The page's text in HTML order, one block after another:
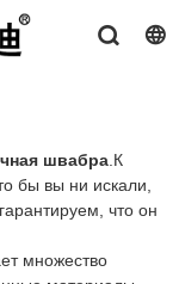
швабра.К
бы вы ни искали,
что он
множество